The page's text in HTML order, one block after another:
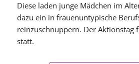
Diese laden junge Mädchen im
dazu ein in frauenuntypische
reinzuschnuppern. Der Aktionstag
statt.